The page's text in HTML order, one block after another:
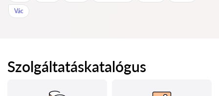
Vác
Szolgáltatáskatalógus